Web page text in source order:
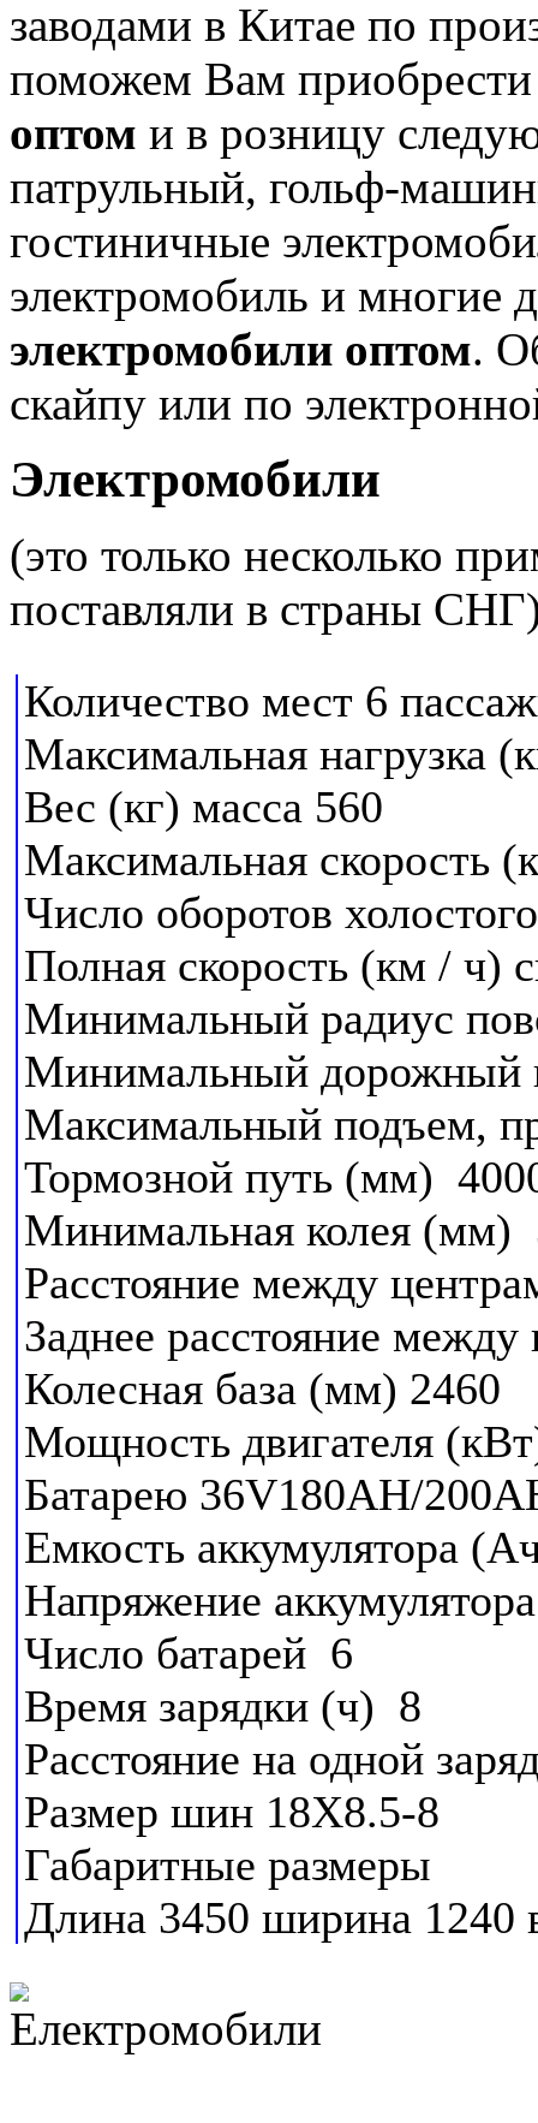
заводами в Китае по
поможем Вам
оптом и в розницу
патрульный, гольф-
гостиничные
электромобиль и многие
электромобили оптом.
скайпу или по
Электромобили
(это только несколько
поставляли в страны
Количество мест 6
Максимальная нагрузка
Вес (кг) масса 560
Максимальная скорость
Число оборотов
Полная скорость (км / ч)
Минимальный радиус
Минимальный дорожный
Максимальный подъем,
Тормозной путь (мм)
Минимальная колея
Расстояние между
Заднее расстояние
Колесная база (мм) 2460
Мощность двигателя
Батарею 36V180AH/
Емкость аккумулятора
Напряжение
Число батарей 6
Время зарядки (ч) 8
Расстояние на одной
Размер шин 18X8.5-8
Габаритные размеры
Длина 3450 ширина 1240